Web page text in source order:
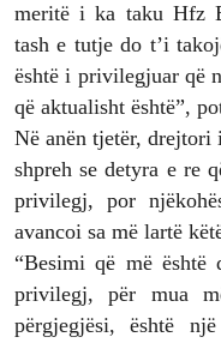
meritë i ka taku Hfz
tash e tutje do t’i
është i privilegjuar që
që aktualisht është”,
Në anën tjetër,
shpreh se detyra e re
privilegj, por
avancoi sa më lartë
“Besimi që më është
privilegj, për mua
përgjegjësi, është